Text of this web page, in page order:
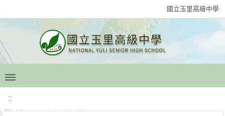
國立玉里高級中學
:::